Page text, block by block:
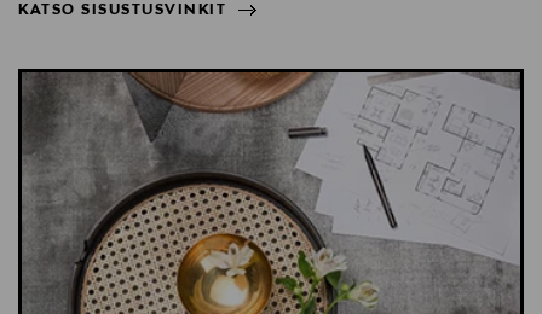
KATSO SISUSTUSVINKIT
KATSO SISUSTUSVINKIT